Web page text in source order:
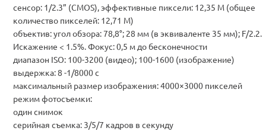
сенсор: 1/2.3” (CMOS), эффективные пиксели: 12,35 M (общее
количество пикселей: 12,71 M)
объектив: угол обзора: 78,8°; 28 мм (в эквиваленте 35 мм); F/2.2.
Искажение < 1.5%. Фокус: 0,5 м до бесконечности
диапазон ISO: 100-3200 (видео); 100-1600 (изображение)
выдержка: 8 -1/8000 с
максимальный размер изображения: 4000×3000 пикселей
режим фотосъемки:
один снимок
серийная съемка: 3/5/7 кадров в секунду